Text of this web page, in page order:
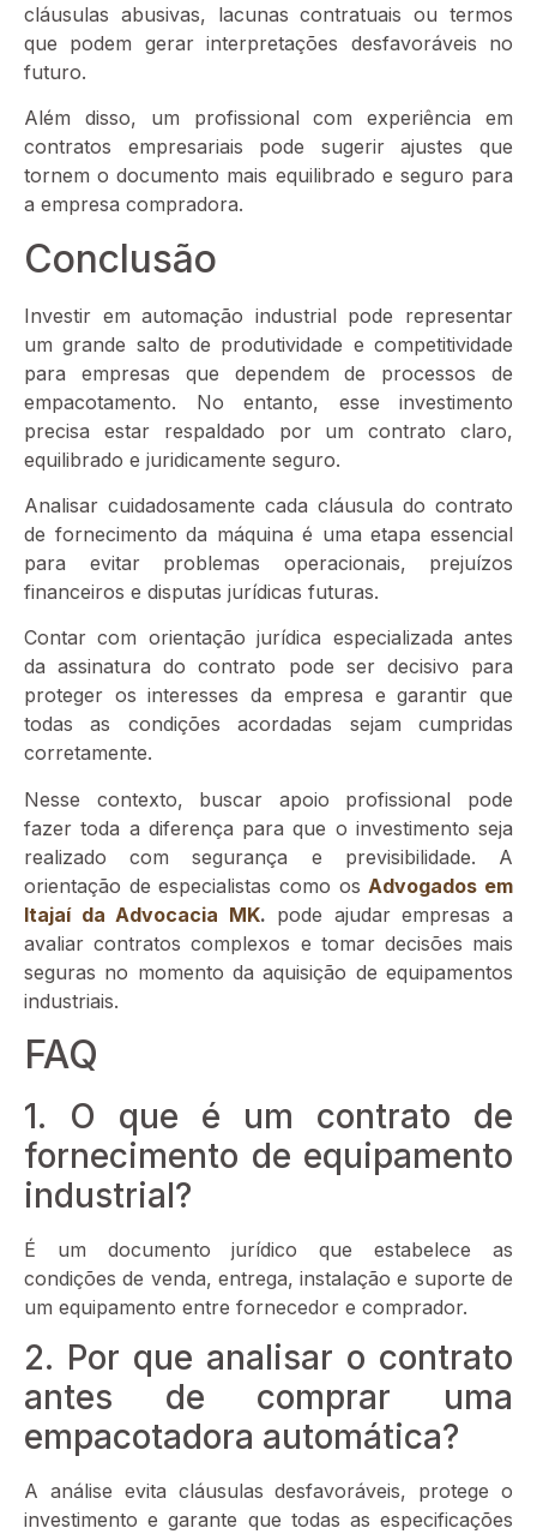
cláusulas abusivas, lacunas contratuais ou termos
que podem gerar interpretações desfavoráveis no
futuro.
Além disso, um profissional com experiência em
contratos empresariais pode sugerir ajustes que
tornem o documento mais equilibrado e seguro para
a empresa compradora.
Conclusão
Investir em automação industrial pode representar
um grande salto de produtividade e competitividade
para empresas que dependem de processos de
empacotamento. No entanto, esse investimento
precisa estar respaldado por um contrato claro,
equilibrado e juridicamente seguro.
Analisar cuidadosamente cada cláusula do contrato
de fornecimento da máquina é uma etapa essencial
para evitar problemas operacionais, prejuízos
financeiros e disputas jurídicas futuras.
Contar com orientação jurídica especializada antes
da assinatura do contrato pode ser decisivo para
proteger os interesses da empresa e garantir que
todas as condições acordadas sejam cumpridas
corretamente.
Nesse contexto, buscar apoio profissional pode
fazer toda a diferença para que o investimento seja
realizado com segurança e previsibilidade. A
orientação de especialistas como os Advogados em
Itajaí da Advocacia MK. pode ajudar empresas a
avaliar contratos complexos e tomar decisões mais
seguras no momento da aquisição de equipamentos
industriais.
FAQ
1. O que é um contrato de
fornecimento de equipamento
industrial?
É um documento jurídico que estabelece as
condições de venda, entrega, instalação e suporte de
um equipamento entre fornecedor e comprador.
2. Por que analisar o contrato
antes de comprar uma
empacotadora automática?
A análise evita cláusulas desfavoráveis, protege o
investimento e garante que todas as especificações